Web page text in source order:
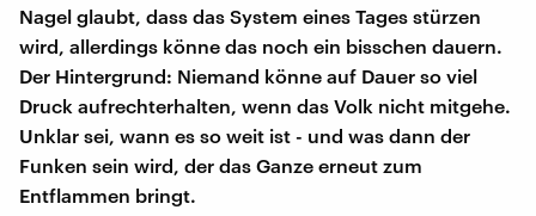
Nagel glaubt, dass das System eines Tages stürzen
wird, allerdings könne das noch ein bisschen dauern.
Der Hintergrund: Niemand könne auf Dauer so viel
Druck aufrechterhalten, wenn das Volk nicht mitgehe.
Unklar sei, wann es so weit ist - und was dann der
Funken sein wird, der das Ganze erneut zum
Entflammen bringt.